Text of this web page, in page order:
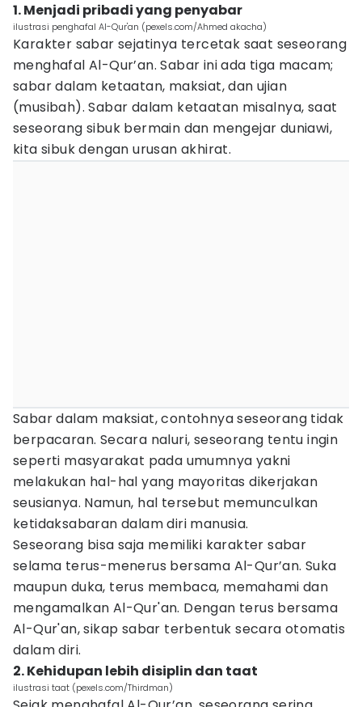
1. Menjadi pribadi yang penyabar
ilustrasi penghafal Al-Qur'an (pexels.com/Ahmed akacha)
Karakter sabar sejatinya tercetak saat seseorang
menghafal Al-Qur’an. Sabar ini ada tiga macam;
sabar dalam ketaatan, maksiat, dan ujian
(musibah). Sabar dalam ketaatan misalnya, saat
seseorang sibuk bermain dan mengejar duniawi,
kita sibuk dengan urusan akhirat.
Sabar dalam maksiat, contohnya seseorang tidak
berpacaran. Secara naluri, seseorang tentu ingin
seperti masyarakat pada umumnya yakni
melakukan hal-hal yang mayoritas dikerjakan
seusianya. Namun, hal tersebut memunculkan
ketidaksabaran dalam diri manusia.
Seseorang bisa saja memiliki karakter sabar
selama terus-menerus bersama Al-Qur’an. Suka
maupun duka, terus membaca, memahami dan
mengamalkan Al-Qur'an. Dengan terus bersama
Al-Qur'an, sikap sabar terbentuk secara otomatis
dalam diri.
2. Kehidupan lebih disiplin dan taat
ilustrasi taat (pexels.com/Thirdman)